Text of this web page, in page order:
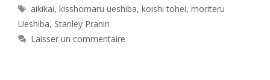
Étiquettes
aikikai,kisshomaru ueshiba,koishi tohei,moriteru
Ueshiba, Stanley Pranin
Laisser un commentaire